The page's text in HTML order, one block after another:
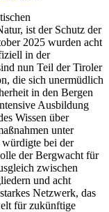
ist der Schutz der
2025 wurden acht
in der
nun Teil der Tiroler
die sich unermüdlich
in den Bergen
Ausbildung
Wissen über
unter
bei der
der Bergwacht für
zwischen
und acht
Netzwerk, das
für zukünftige